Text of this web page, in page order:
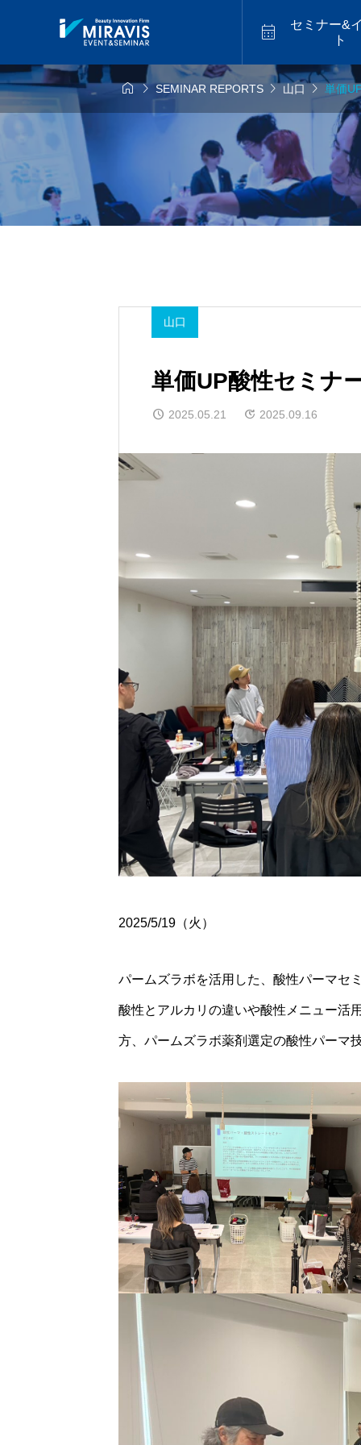

セミナー&
ト
9月14日
mon／トレ
カットハイラ
イヤージュセ
福岡】
2026年9月18日
2026.9.18 fri／プ
セミナー【松江】

わせカット
福山
アメイジ

SEMINAR REPORTS 山口単価
山口
単価UP酸性セミナ
2025.05.21 2025.09.16
2025/5/19（火）
パームズラボを活用した、酸性パーマセ
酸性とアルカリの違いや酸性メニュー活
方、パームズラボ薬剤選定の酸性パーマ
2026年9月18日